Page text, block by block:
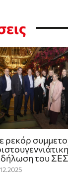
ρεκόρ
του